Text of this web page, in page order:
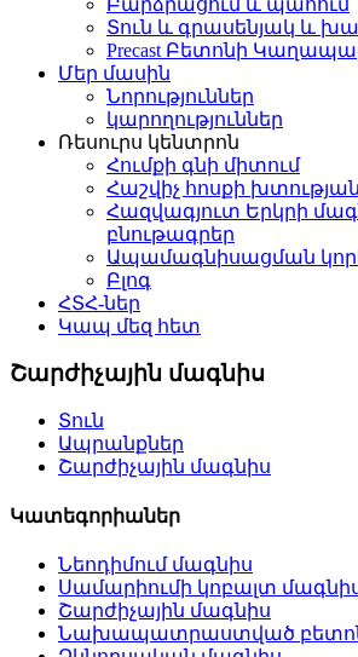
Բարձրացում և պահում
Տուն և գրասենյակ և
Precast Բետոնի
Մեր մասին
Նորություններ
կարողություններ
Ռեսուրս կենտրոն
Հումքի գնի միտում
Հաշվիչ հոսքի
Հազվագյուտ Երկրի
բնութագրեր
Ապամագնիսացման
Բլոգ
ՀՏՀ-ներ
Կապ մեզ հետ
Շարժիչային մագնիս
Տուն
Ապրանքներ
Շարժիչային մագնիս
Կատեգորիաներ
Նեոդիմում մագնիս
Սամարիումի կոբալտ
Շարժիչային մագնիս
Նախապատրաստված